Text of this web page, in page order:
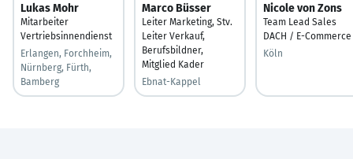
Lukas Mohr
Mitarbeiter
Vertriebsinnendienst
Erlangen, Forchheim,
Nürnberg, Fürth,
Bamberg
Marco Büsser
Leiter Marketing, Stv.
Leiter Verkauf,
Berufsbildner,
Mitglied Kader
Ebnat-Kappel
Nicole von Zons
Team Lead Sales
DACH / E-Commerce
Köln